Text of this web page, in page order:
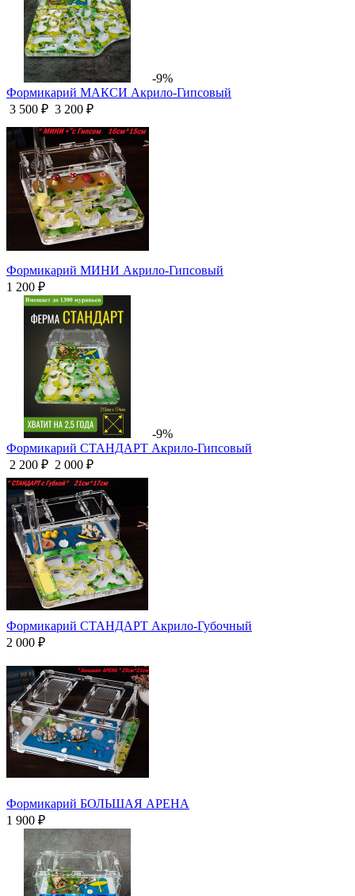
-9%
Формикарий МАКСИ Акрило-Гипсовый
3 500 ₽ 3 200 ₽
Формикарий МИНИ Акрило-Гипсовый
1 200 ₽
-9%
Формикарий СТАНДАРТ Акрило-Гипсовый
2 200 ₽ 2 000 ₽
Формикарий СТАНДАРТ Акрило-Губочный
2 000 ₽
Формикарий БОЛЬШАЯ АРЕНА
1 900 ₽